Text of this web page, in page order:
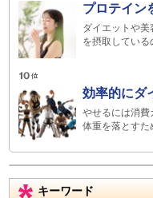
プロテイン
ダイエットや
を摂取してい
効率的にダ
やせるには消費
体重を落とす
キーワード